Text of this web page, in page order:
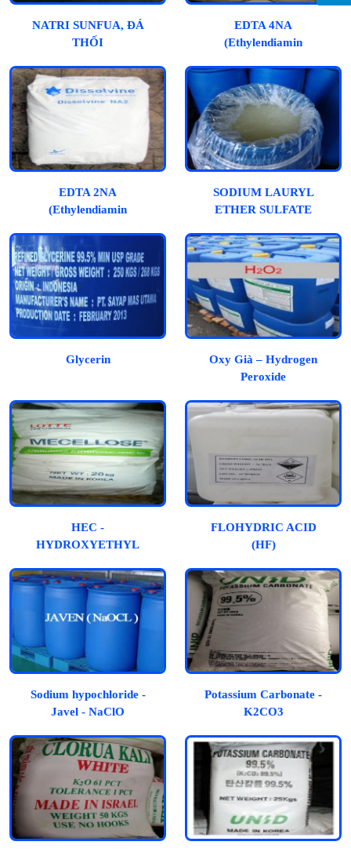
NATRI SUNFUA, ĐÁ
THỐI
EDTA 4NA
(Ethylendiamin
EDTA 2NA
(Ethylendiamin
SODIUM LAURYL
ETHER SULFATE
Glycerin
Oxy Già – Hydrogen
Peroxide
HEC -
HYDROXYETHYL
FLOHYDRIC ACID
(HF)
Sodium hypochloride -
Javel - NaClO
Potassium Carbonate -
K2CO3